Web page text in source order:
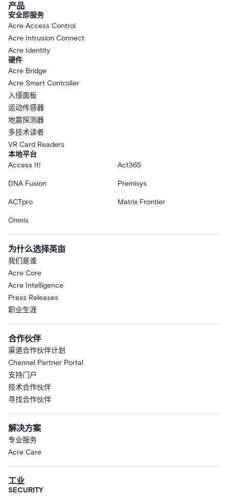
产品
安全即服务
Acre Access Control
Acre Intrusion Connect
Acre Identity
硬件
Acre Bridge
Acre Smart Controller
入侵面板
运动传感器
地震探测器
多技术读者
VR Card Readers
本地平台
Access It!
Act365
DNA Fusion Premisys
ACTpro Matrix Frontier
Omnis
为什么选择英亩
我们是谁
Acre Core
Acre Intelligence
Press Releases
职业生涯
合作伙伴
渠道合作伙伴计划
Channel Partner Portal
支持门户
技术合作伙伴
寻找合作伙伴
解决方案
专业服务
Acre Care
工业
SECURITY